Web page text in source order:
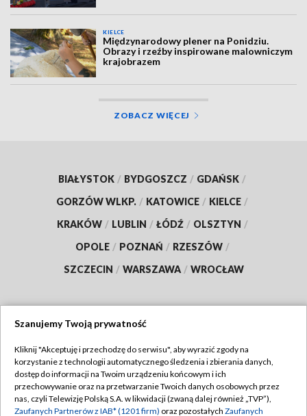
KIELCE
Międzynarodowy plener na Ponidziu.
Obrazy i rzeźby inspirowane malowniczym
krajobrazem
ZOBACZ WIĘCEJ
BIAŁYSTOK / BYDGOSZCZ / GDAŃSK /
GORZÓW WLKP. / KATOWICE / KIELCE /
KRAKÓW / LUBLIN / ŁÓDŹ / OLSZTYN /
OPOLE / POZNAŃ / RZESZÓW /
SZCZECIN / WARSZAWA / WROCŁAW
TVP
Abonament TVP
Emisja w TVP
Regulamin TVP
Polityka prywatności
Szanujemy Twoją prywatność
Kliknij "Akceptuję i przechodzę do serwisu", aby wyrazić zgody na
korzystanie z technologii automatycznego śledzenia i zbierania danych,
dostęp do informacji na Twoim urządzeniu końcowym i ich
przechowywanie oraz na przetwarzanie Twoich danych osobowych przez
nas, czyli Telewizję Polską S.A. w likwidacji (zwaną dalej również „TVP”),
Zaufanych Partnerów z IAB* (1201 firm) oraz pozostałych Zaufanych